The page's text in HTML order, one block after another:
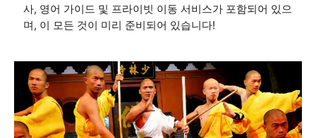
사, 영어 가이드 및 프라이빗 이동 서비스가 포함되어 있으
며, 이 모든 것이 미리 준비되어 있습니다!